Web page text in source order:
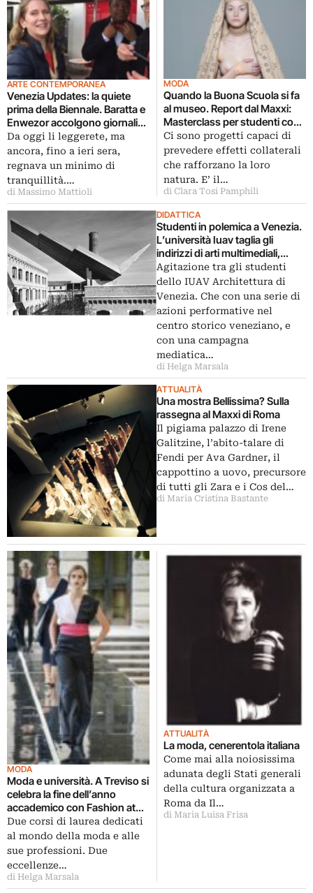
ARTE CONTEMPORANEA
Venezia Updates: la quiete
prima della Biennale. Baratta e
Enwezor accolgono giornalisti
e critici prima del via, ecco
chiccera al party a Ca’
Giustinian
Da oggi li leggerete, ma
ancora, fino a ieri sera,
regnava un minimo di
tranquillità.…
di Massimo Mattioli
MODA
Quando la Buona Scuola si fa
al museo. Report dal Maxxi:
Masterclass per studenti con
Mustafa Sabbagh.
Formazione contemporanea,
tra arte e moda
Ci sono progetti capaci di
prevedere effetti collaterali
che rafforzano la loro
natura. E’ il…
di Clara Tosi Pamphili
DIDATTICA
Studenti in polemica a Venezia.
L’università Iuav taglia gli
indirizzi di arti multimediali,
moda e teatro: altro che Buona
Scuola, in Laguna mancano i
fondi
Agitazione tra gli studenti
dello IUAV Architettura di
Venezia. Che con una serie di
azioni performative nel
centro storico veneziano, e
con una campagna
mediatica…
di Helga Marsala
ATTUALITÀ
Una mostra Bellissima? Sulla
rassegna al Maxxi di Roma
Il pigiama palazzo di Irene
Galitzine, l’abito-talare di
Fendi per Ava Gardner, il
cappottino a uovo, precursore
di tutti gli Zara e i Cos del…
di Maria Cristina Bastante
MODA
Moda e università. A Treviso si
celebra la fine dell’anno
accademico con Fashion at
IUAV: sfilate, mostre, talk,
dedicati ai professionisti del
futuro
Due corsi di laurea dedicati
al mondo della moda e alle
sue professioni. Due
eccellenze…
di Helga Marsala
ATTUALITÀ
La moda, cenerentola italiana
Come mai alla noiosissima
adunata degli Stati generali
della cultura organizzata a
Roma da Il…
di Maria Luisa Frisa